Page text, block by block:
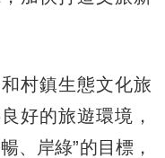
村鎮生態文化旅
好的旅遊環境，
、岸綠”的目標，